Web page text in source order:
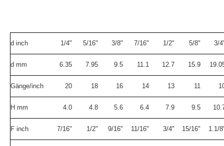
d inch 1/4" 5/16" 3/8" 7/16" 1/2" 5/8" 3/
d mm 6.35 7.95 9.5 11.1 12.7 15.9
Gänge/inch 20 18 16 14 13 11
H mm 4.0 4.8 5.6 6.4 7.9 9.5
F inch 7/16" 1/2" 9/16" 11/16" 3/4" 15/16" 1.1/